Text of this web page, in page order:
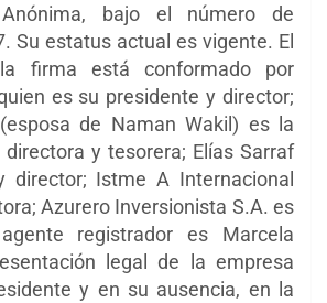
bajo el número de
Su estatus actual es vigente. El
firma está conformado por
es su presidente y director;
de Naman Wakil) es la
y tesorera; Elías Sarraf
director; Istme A Internacional
Azurero Inversionista S.A. es
registrador es Marcela
legal de la empresa
y en su ausencia, en la